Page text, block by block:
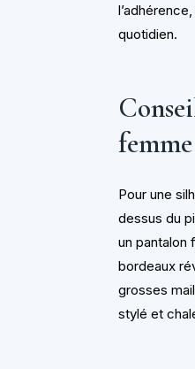
quotidien.
Pour une
dessus du
un pantalon
bordeaux
grosses
stylé et